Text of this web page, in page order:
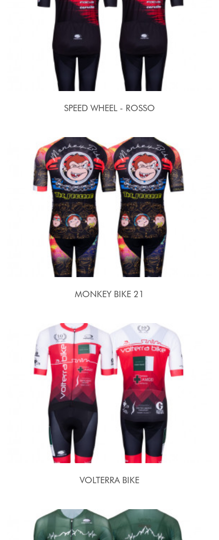
SPEED WHEEL - ROSSO
MONKEY BIKE 21
VOLTERRA BIKE